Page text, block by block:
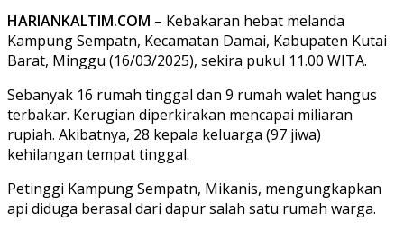
HARIANKALTIM.COM – Kebakaran hebat melanda
Kampung Sempatn, Kecamatan Damai, Kabupaten Kutai
Barat, Minggu (16/03/2025), sekira pukul 11.00 WITA.
Sebanyak 16 rumah tinggal dan 9 rumah walet hangus
terbakar. Kerugian diperkirakan mencapai miliaran
rupiah. Akibatnya, 28 kepala keluarga (97 jiwa)
kehilangan tempat tinggal.
Petinggi Kampung Sempatn, Mikanis, mengungkapkan
api diduga berasal dari dapur salah satu rumah warga.